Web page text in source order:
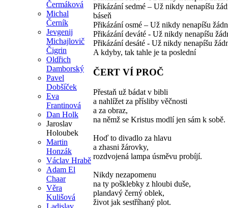
Čermáková
Michal
Černík
Jevgenij
Michajlovič
Čigrin
Oldřich
Damborský
Pavel
Dobšíček
Eva
Frantinová
Dan Holk
Jaroslav
Holoubek
Martin
Honzák
Václav Hrabě
Adam El
Chaar
Věra
Kulišová
Ladislav
Přikázání sedmé – Už nikdy nenapíšu
báseň
Přikázání osmé – Už nikdy nenapíšu
Přikázání deváté - Už nikdy nenapíšu
Přikázání desáté - Už nikdy nenapíšu
A kdyby, tak tahle je ta poslední
ČERT VÍ PROČ
Přestaň už bádat v bibli
a nahlížet za přísliby věčnosti
a za obraz,
na němž se Kristus modlí jen sám k sobě.
Hoď to divadlo za hlavu
a zhasni žárovky,
rozdvojená lampa úsměvu probíjí.
Nikdy nezapomenu
na ty pošklebky z hloubi duše,
plandavý černý oblek,
život jak sestříhaný plot.